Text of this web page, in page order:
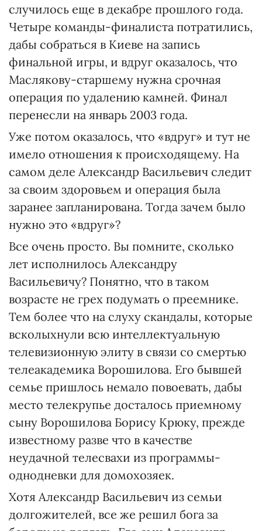
случилось еще в декабре прошлого года.
Четыре команды-финалиста потратились,
дабы собраться в Киеве на запись
финальной игры, и вдруг оказалось, что
Маслякову-старшему нужна срочная
операция по удалению камней. Финал
перенесли на январь 2003 года.
Уже потом оказалось, что «вдруг» и тут не
имело отношения к происходящему. На
самом деле Александр Васильевич следит
за своим здоровьем и операция была
заранее запланирована. Тогда зачем было
нужно это «вдруг»?
Все очень просто. Вы помните, сколько
лет исполнилось Александру
Васильевичу? Понятно, что в таком
возрасте не грех подумать о преемнике.
Тем более что на слуху скандалы, которые
всколыхнули всю интеллектуальную
телевизионную элиту в связи со смертью
телеакадемика Ворошилова. Его бывшей
семье пришлось немало повоевать, дабы
место телекрупье досталось приемному
сыну Ворошилова Борису Крюку, прежде
известному разве что в качестве
неудачной телесвахи из программы-
однодневки для домохозяек.
Хотя Александр Васильевич из семьи
долгожителей, все же решил бога за